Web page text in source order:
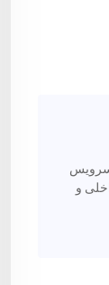
سرویس
برتر داخلی و